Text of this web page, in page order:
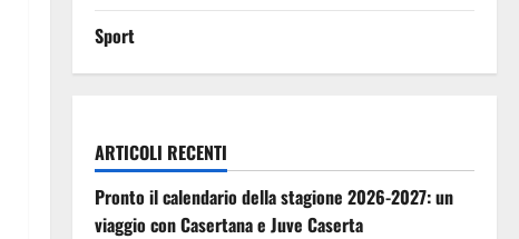
Sport
ARTICOLI RECENTI
Pronto il calendario della stagione 2026-2027: un
viaggio con Casertana e Juve Caserta